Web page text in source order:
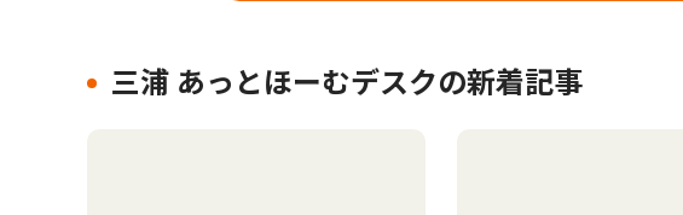
三浦 あっとほーむデスクの新着記事